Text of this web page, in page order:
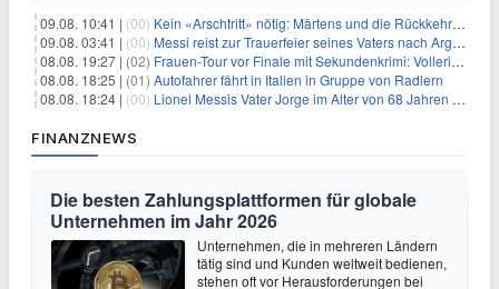
09.08. 10:41 | (00) Kein «Arschtritt» nötig: Märtens und die Rückkehr nach Paris
09.08. 03:41 | (00) Messi reist zur Trauerfeier seines Vaters nach Argentinien
08.08. 19:27 | (02) Frauen-Tour vor Finale mit Sekundenkrimi: Vollering in Gelb
08.08. 18:25 | (01) Autofahrer fährt in Italien in Gruppe von Radlern
08.08. 18:24 | (00) Lionel Messis Vater Jorge im Alter von 68 Jahren gestorben
FINANZNEWS
Die besten Zahlungsplattformen für globale
Unternehmen im Jahr 2026
Unternehmen, die in mehreren Ländern
tätig sind und Kunden weltweit bedienen,
stehen oft vor Herausforderungen bei